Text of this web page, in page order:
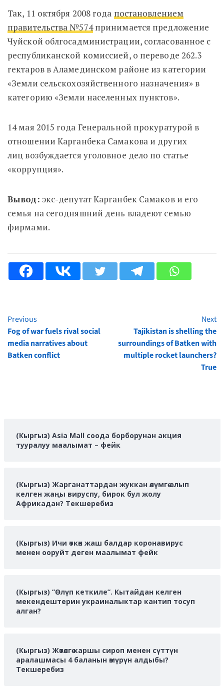
Так, 11 октября 2008 года постановлением
правительства №574принимается предложение
Чуйской облгосадминистрации, согласованное с
республиканской комиссией, о переводе 262.3
гектаров в Аламединском районе из категории
«Земли сельскохозяйственного назначения» в
категорию «Земли населенных пунктов».
14 мая 2015 года Генеральной прокуратурой в
отношении Карганбека Самакова и других
лиц возбуждается уголовное дело по статье
«коррупция».
Вывод: экс-депутат Карганбек Самаков и его
семья на сегодняшний день владеют семью
фирмами.
Continue
Reading
Previous
Fog of war fuels rival social
media narratives about
Batken conflict
Next
Tajikistan is shelling the
surroundings of Batken with
multiple rocket launchers?
True
(Кыргыз) Asia Mall соода борборунан акция
тууралуу маалымат – фейк
(Кыргыз) Жарганаттардан жуккан өлүмгө алып
келген жаңы вируспу, бирок бул жолу
Африкадан? Текшеребиз
(Кыргыз) Ичи өткөн жаш балдар коронавирус
менен ооруйт деген маалымат фейк
(Кыргыз) ”Өлүп кеткиле”. Кытайдан келген
мекендештерин украиналыктар кантип тосуп
алган?
(Кыргыз) Жөтөлгө каршы сироп менен сүттүн
аралашмасы 4 баланын өмүрүн алдыбы?
Текшеребиз